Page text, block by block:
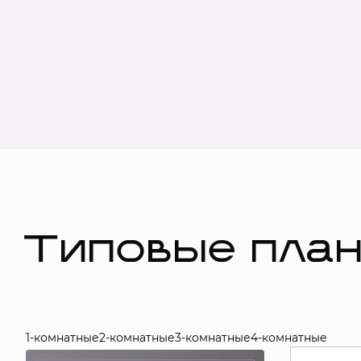
Типовые
1-комнатные2-комнатные3-комнатные4-комнатные